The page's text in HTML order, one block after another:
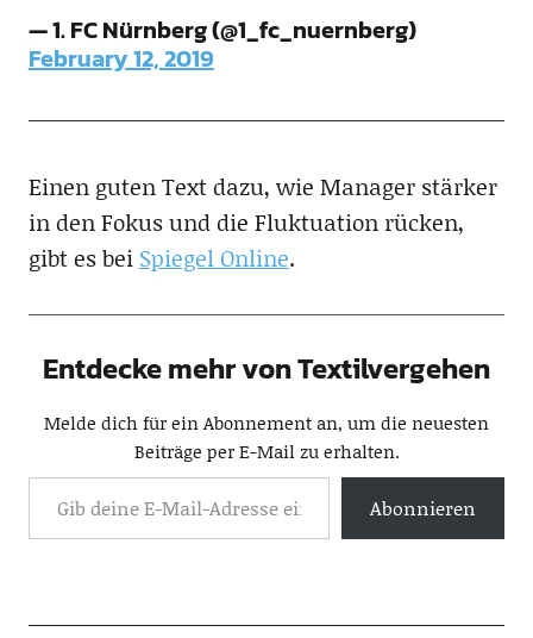
— 1. FC Nürnberg (@1_fc_nuernberg)
February 12, 2019
Einen guten Text dazu, wie Manager stärker
in den Fokus und die Fluktuation rücken,
gibt es bei Spiegel Online.
Entdecke mehr von Textilvergehen
Melde dich für ein Abonnement an, um die neuesten
Beiträge per E-Mail zu erhalten.
Abonnieren